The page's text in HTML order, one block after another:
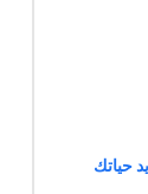
حياتك